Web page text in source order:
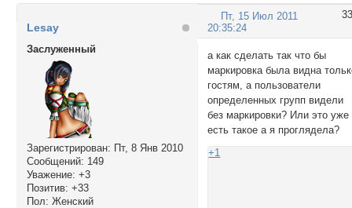
33
Пт, 15 Июл 2011
20:35:24
Lesay
Заслуженный
Зарегистрирован: Пт, 8 Янв 2010
Сообщений: 149
Уважение: +3
Позитив: +33
Пол: Женский
а как сделать так что бы
маркировка была видна
гостям, а пользователи
определенных групп видели
без маркировки? Или это уже
есть такое а я проглядела?
+1